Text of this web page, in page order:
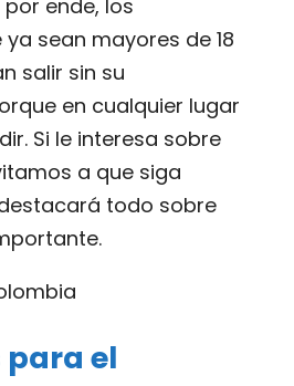
ende, los
sean mayores de 18
salir sin su
en cualquier lugar
Si le interesa sobre
a que siga
todo sobre
para el